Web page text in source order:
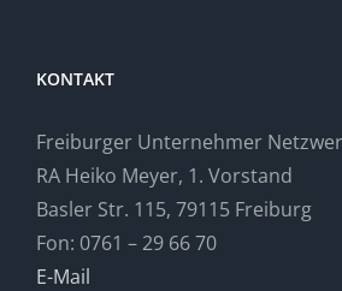
KONTAKT
Freiburger Unternehmer
RA Heiko Meyer, 1. Vorstand
Basler Str. 115, 79115 Freiburg
Fon: 0761 – 29 66 70
E-Mail